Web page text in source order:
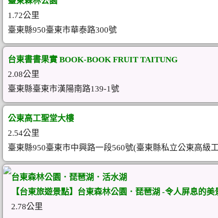
1.72公里
臺東縣950臺東市華泰路300號
台東書書果實 BOOK-BOOK FRUIT TAITUNG
2.08公里
臺東縣臺東市漢陽南路139-1號
公東高工聖堂大樓
2.54公里
臺東縣950臺東市中興路一段560號(臺東縣私立公東高級
台東森林公園．琵琶湖．活水湖
【台東旅遊景點】台東森林公園．琵琶湖 -令人屏息的美
2.78公里